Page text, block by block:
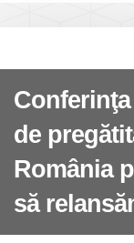
de
România
să